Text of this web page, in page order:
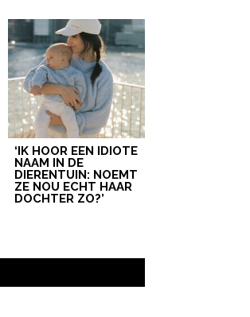
‘IK HOOR EEN IDIOTE
NAAM IN DE
DIERENTUIN: NOEMT
ZE NOU ECHT HAAR
DOCHTER ZO?’